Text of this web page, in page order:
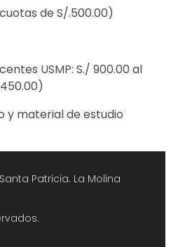
de S/.500.00)
USMP: S./ 900.00 al
y material de estudio
Patricia. La Molina